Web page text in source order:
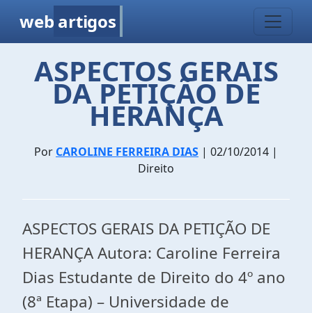
web artigos
ASPECTOS GERAIS
DA PETIÇÃO DE
HERANÇA
Por CAROLINE FERREIRA DIAS | 02/10/2014 |
Direito
ASPECTOS GERAIS DA PETIÇÃO DE
HERANÇA Autora: Caroline Ferreira
Dias Estudante de Direito do 4º ano
(8ª Etapa) – Universidade de